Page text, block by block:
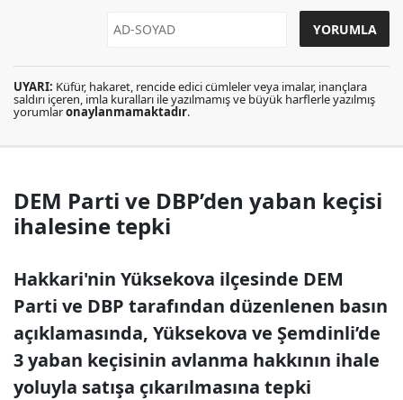
UYARI: Küfür, hakaret, rencide edici cümleler veya imalar, inançlara
saldırı içeren, imla kuralları ile yazılmamış ve büyük harflerle yazılmış
yorumlaronaylanmamaktadır.
DEM Parti ve DBP’den yaban keçisi
ihalesine tepki
Hakkari'nin Yüksekova ilçesinde DEM
Parti ve DBP tarafından düzenlenen basın
açıklamasında, Yüksekova ve Şemdinli’de
3 yaban keçisinin avlanma hakkının ihale
yoluyla satışa çıkarılmasına tepki